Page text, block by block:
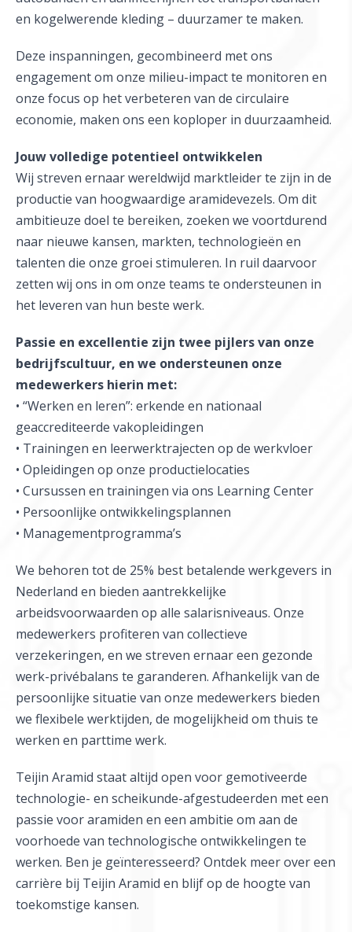
en kogelwerende kleding – duurzamer te maken.
Deze inspanningen, gecombineerd met ons
engagement om onze milieu-impact te monitoren en
onze focus op het verbeteren van de circulaire
economie, maken ons een koploper in duurzaamheid.
Jouw volledige potentieel ontwikkelen
Wij streven ernaar wereldwijd marktleider te zijn in de
productie van hoogwaardige aramidevezels. Om dit
ambitieuze doel te bereiken, zoeken we voortdurend
naar nieuwe kansen, markten, technologieën en
talenten die onze groei stimuleren. In ruil daarvoor
zetten wij ons in om onze teams te ondersteunen in
het leveren van hun beste werk.
Passie en excellentie zijn twee pijlers van onze
bedrijfscultuur, en we ondersteunen onze
medewerkers hierin met:
• “Werken en leren”: erkende en nationaal
geaccrediteerde vakopleidingen
• Trainingen en leerwerktrajecten op de werkvloer
• Opleidingen op onze productielocaties
• Cursussen en trainingen via ons Learning Center
• Persoonlijke ontwikkelingsplannen
• Managementprogramma’s
We behoren tot de 25% best betalende werkgevers in
Nederland en bieden aantrekkelijke
arbeidsvoorwaarden op alle salarisniveaus. Onze
medewerkers profiteren van collectieve
verzekeringen, en we streven ernaar een gezonde
werk-privébalans te garanderen. Afhankelijk van de
persoonlijke situatie van onze medewerkers bieden
we flexibele werktijden, de mogelijkheid om thuis te
werken en parttime werk.
Teijin Aramid staat altijd open voor gemotiveerde
technologie- en scheikunde-afgestudeerden met een
passie voor aramiden en een ambitie om aan de
voorhoede van technologische ontwikkelingen te
werken. Ben je geïnteresseerd? Ontdek meer over een
carrière bij Teijin Aramid en blijf op de hoogte van
toekomstige kansen.